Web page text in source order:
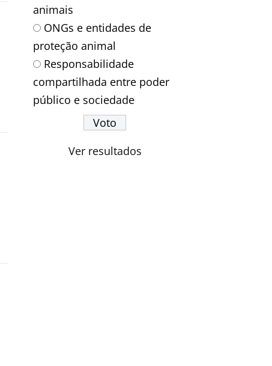
animais
ONGs e entidades de
proteção animal
Responsabilidade
compartilhada entre poder
público e sociedade
Ver resultados